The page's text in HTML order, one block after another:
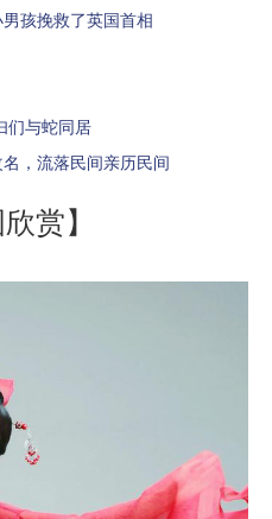
孩挽救了英国首相
们与蛇同居
，流落民间亲历民间
赏】